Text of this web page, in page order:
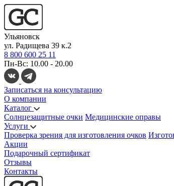
Ульяновск
ул. Радищева 39 к.2
8 800 600 25 11
Пн-Вс: 10.00 - 20.00
Записаться на консультацию
О компании
Каталог
Солнцезащитные очки Медицинские оправы
Услуги
Проверка зрения для изготовления очков
Акции
Подарочный сертификат
Отзывы
Контакты